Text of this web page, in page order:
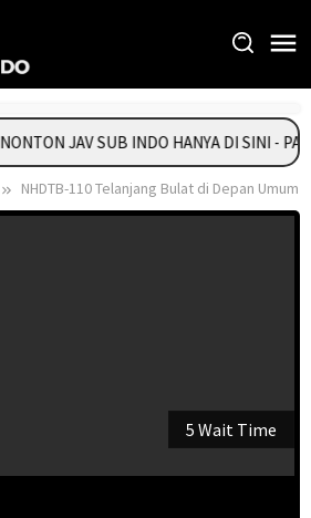
NONTON JAV SUB INDO HANYA DI SINI -
NHDTB-110 Telanjang Bulat di Depan Umum
5 Wait Time